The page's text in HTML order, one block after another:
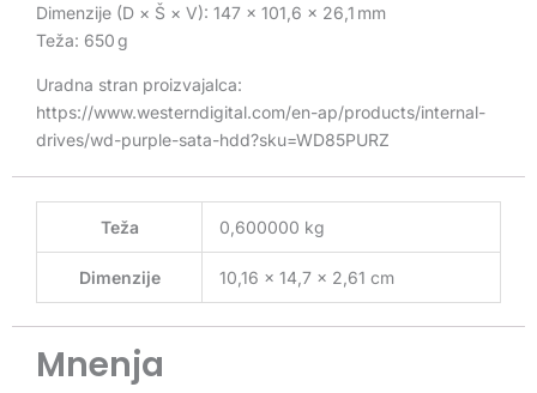
Dimenzije (D × Š × V): 147 × 101,6 × 26,1 mm
Teža: 650 g
Uradna stran proizvajalca:
https://www.westerndigital.com/en-ap/products/internal-
drives/wd-purple-sata-hdd?sku=WD85PURZ
Teža 0,600000 kg
Dimenzije 10,16 × 14,7 × 2,61 cm
Mnenja